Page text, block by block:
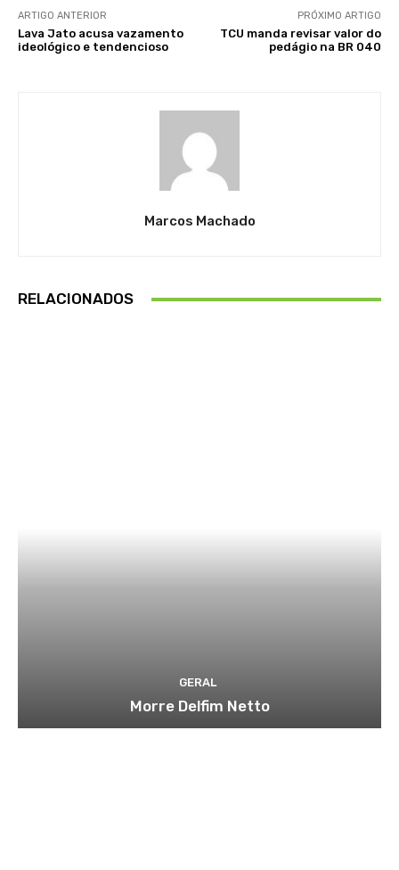
ARTIGO ANTERIOR
Lava Jato acusa vazamento
ideológico e tendencioso
PRÓXIMO ARTIGO
TCU manda revisar valor do
pedágio na BR 040
Marcos Machado
RELACIONADOS
GERAL
Morre Delfim Netto